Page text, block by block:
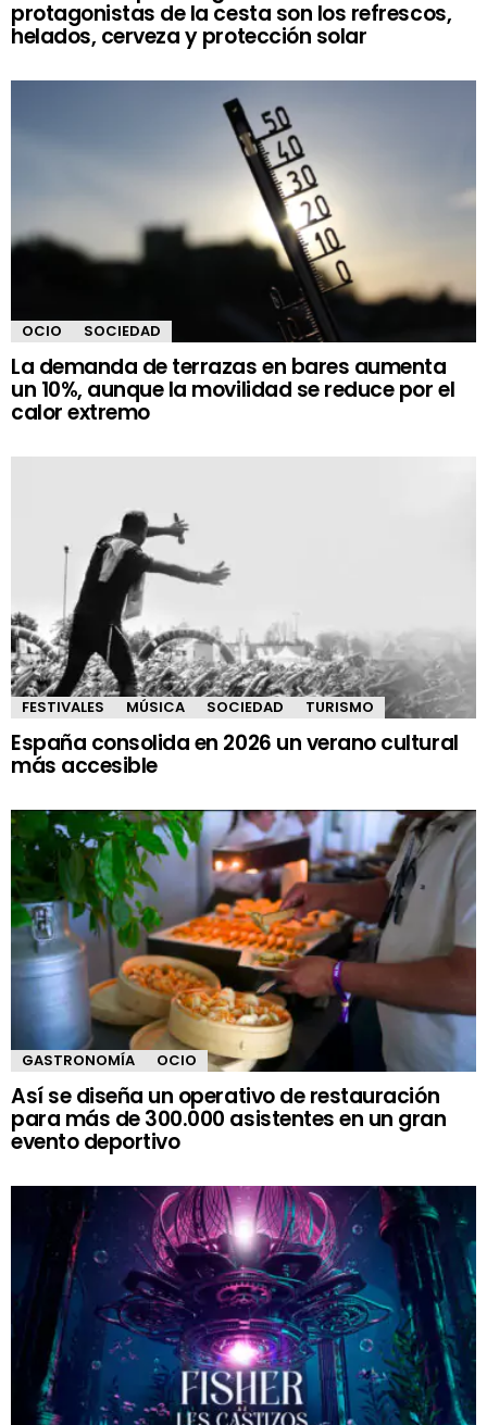
protagonistas de la cesta son los refrescos,
helados, cerveza y protección solar
OCIO SOCIEDAD
La demanda de terrazas en bares aumenta
un 10%, aunque la movilidad se reduce por el
calor extremo
FESTIVALES MÚSICA SOCIEDAD TURISMO
España consolida en 2026 un verano cultural
más accesible
GASTRONOMÍA OCIO
Así se diseña un operativo de restauración
para más de 300.000 asistentes en un gran
evento deportivo